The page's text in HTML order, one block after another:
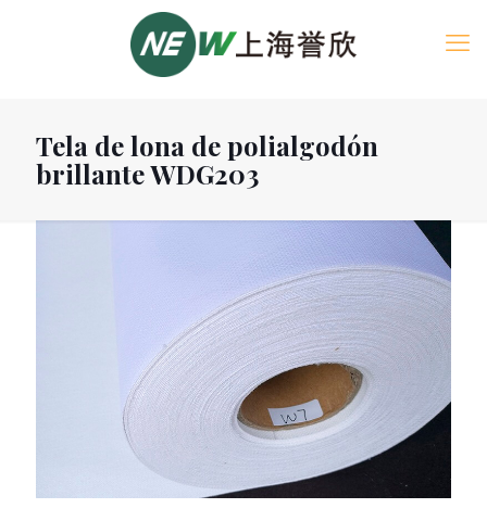
Tela de lona de polialgodón
brillante WDG203